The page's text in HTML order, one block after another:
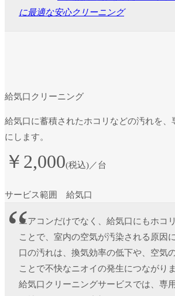
に最適な安心クリーニング
給気口クリーニング
給気口に蓄積されたホコリなどの汚れを、
にします。
￥2,000(税込)／台
サービス範囲 給気口
エアコンだけでなく、給気口にもホコ
ことで、室内の空気が汚染される原因
口の汚れは、換気効率の低下や、空気
ことで不快なニオイの発生につながり
給気口クリーニングサービスでは、専